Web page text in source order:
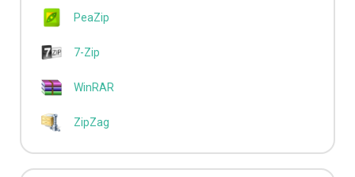
PeaZip
7-Zip
WinRAR
ZipZag